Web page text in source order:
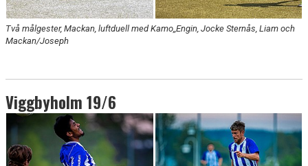
Två målgester, Mackan, luftduell med Kamo,,Engin, Jocke Sternås, Liam och
Mackan/Joseph
Viggbyholm 19/6